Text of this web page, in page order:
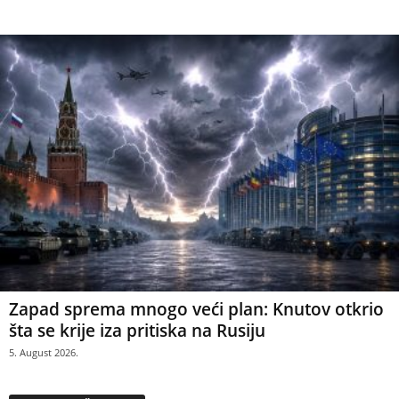
Zapad sprema mnogo veći plan: Knutov otkrio
šta se krije iza pritiska na Rusiju
5. August 2026.